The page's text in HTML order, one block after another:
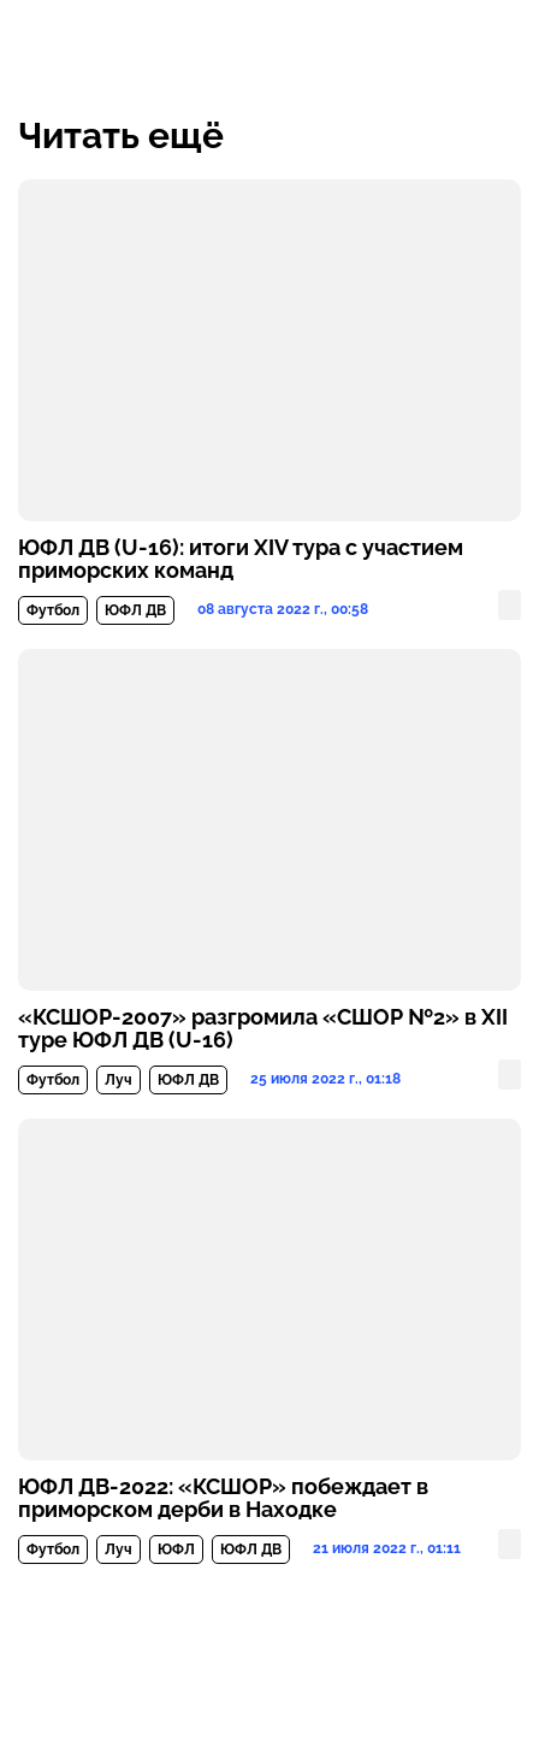
Читать ещё
ЮФЛ ДВ (U-16): итоги XIV тура с участием
приморских команд
Футбол ЮФЛ ДВ 08 августа 2022 г., 00:58
«КСШОР-2007» разгромила «СШОР №2» в XII
туре ЮФЛ ДВ (U-16)
Футбол Луч ЮФЛ ДВ 25 июля 2022 г., 01:18
ЮФЛ ДВ-2022: «КСШОР» побеждает в
приморском дерби в Находке
Футбол Луч ЮФЛ ЮФЛ ДВ 21 июля 2022 г., 01:11